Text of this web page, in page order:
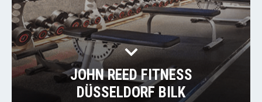
JOHN REED FITNESS
DÜSSELDORF BILK